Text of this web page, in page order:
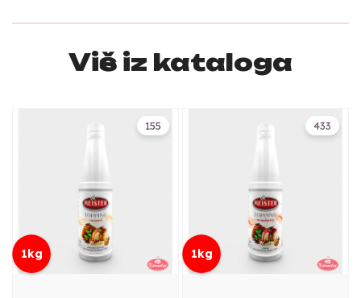
Više iz kataloga
155
1kg
433
1kg